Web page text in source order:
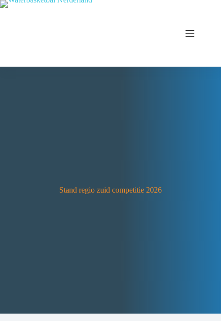
Stand regio zuid competitie 2026